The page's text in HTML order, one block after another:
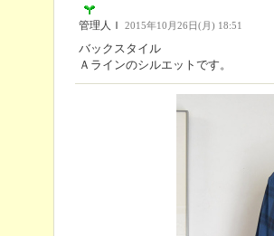
管理人Ｉ 2015年10月26日(月) 18:51
バックスタイル
Ａラインのシルエットです。